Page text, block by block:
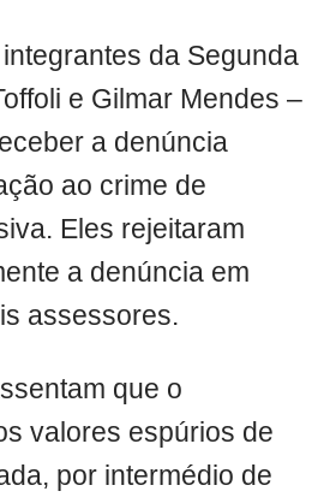
da Segunda
e Gilmar Mendes –
a denúncia
ao crime de
Eles rejeitaram
a denúncia em
assessores.
que o
valores espúrios de
por intermédio de